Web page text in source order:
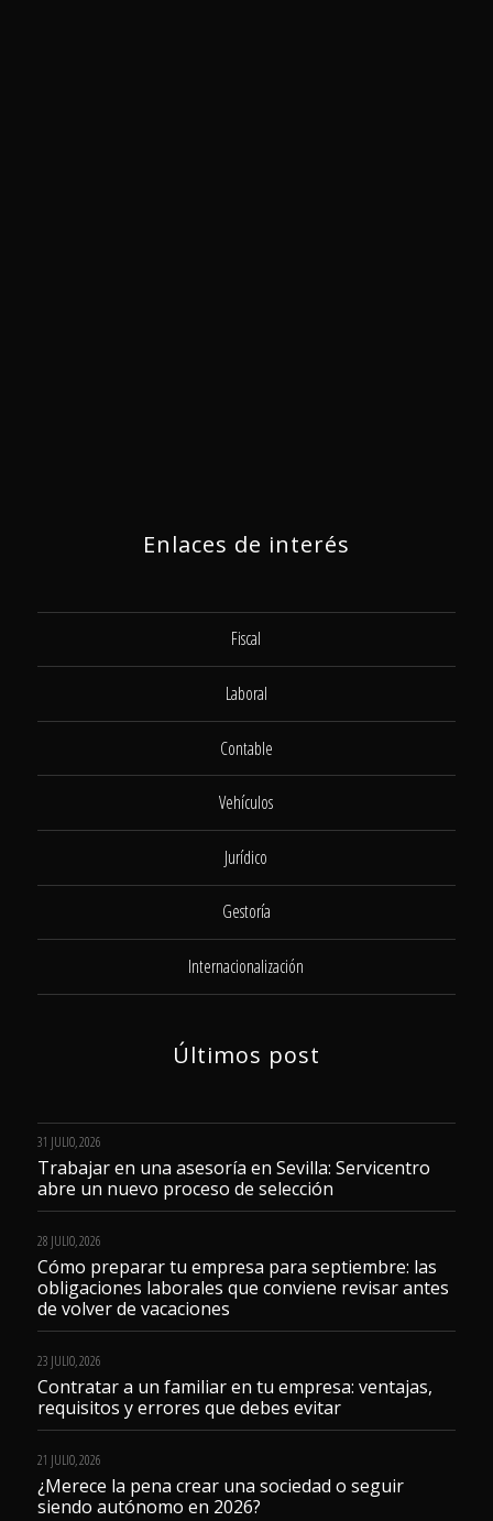
Enlaces de interés
Fiscal
Laboral
Contable
Vehículos
Jurídico
Gestoría
Internacionalización
Últimos post
31 JULIO, 2026
Trabajar en una asesoría en Sevilla: Servicentro
abre un nuevo proceso de selección
28 JULIO, 2026
Cómo preparar tu empresa para septiembre: las
obligaciones laborales que conviene revisar antes
de volver de vacaciones
23 JULIO, 2026
Contratar a un familiar en tu empresa: ventajas,
requisitos y errores que debes evitar
21 JULIO, 2026
¿Merece la pena crear una sociedad o seguir
siendo autónomo en 2026?